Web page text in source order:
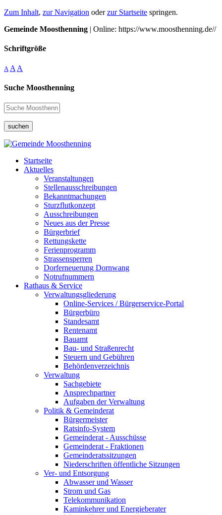
Zum Inhalt, zur Navigation oderzur Startseite springen.
Gemeinde Moosthenning | Online: https://www.moosthenning.de//
Schriftgröße
A A A
Suche Moosthenning
suchen
Startseite
Aktuelles
Veranstaltungen
Stellenausschreibungen
Bekanntmachungen
Sturzflutkonzept
Ausschreibungen
Neues aus der Presse
Bürgerbrief
Rettungskette
Ferienprogramm
Strassensperren
Dorferneuerung Dornwang
Notrufnummern
Rathaus & Service
Verwaltungsgliederung
Online-Services / Bürgerservice-Portal
Bürgerbüro
Standesamt
Rentenamt
Bauamt
Bau- und Straßenrecht
Steuern und Gebühren
Behördenverzeichnis
Verwaltung
Sachgebiete
Ansprechpartner
Aufgaben der Verwaltung
Politik & Gemeinderat
Bürgermeister
Ratsinfo-System
Gemeinderat - Ausschüsse
Gemeinderat - Fraktionen
Gemeinderatssitzungen
Niederschriften öffentliche Sitzungen
Ver- und Entsorgung
Abwasser und Wasser
Strom und Gas
Telekommunikation
Kaminkehrer und Energieberater